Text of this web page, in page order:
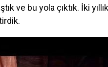
ve bu yola çıktık. İki